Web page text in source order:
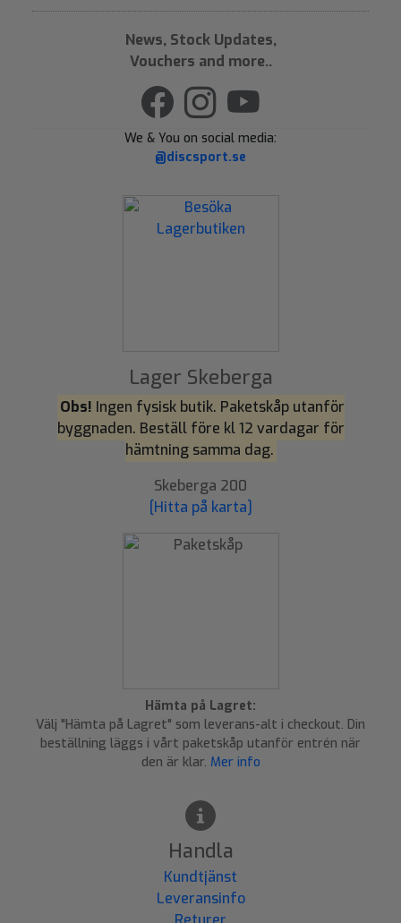
News, Stock Updates,
Vouchers and more..
We & You on social media:
@discsport.se
Lager Skeberga
Obs! Ingen fysisk butik. Paketskåp utanför
byggnaden. Beställ före kl 12 vardagar för
hämtning samma dag.
Skeberga 200
[Hitta på karta]
Hämta på Lagret:
Välj "Hämta på Lagret" som leverans-alt i checkout. Din
beställning läggs i vårt paketskåp utanför entrén när
den är klar. Mer info
Handla
Kundtjänst
Leveransinfo